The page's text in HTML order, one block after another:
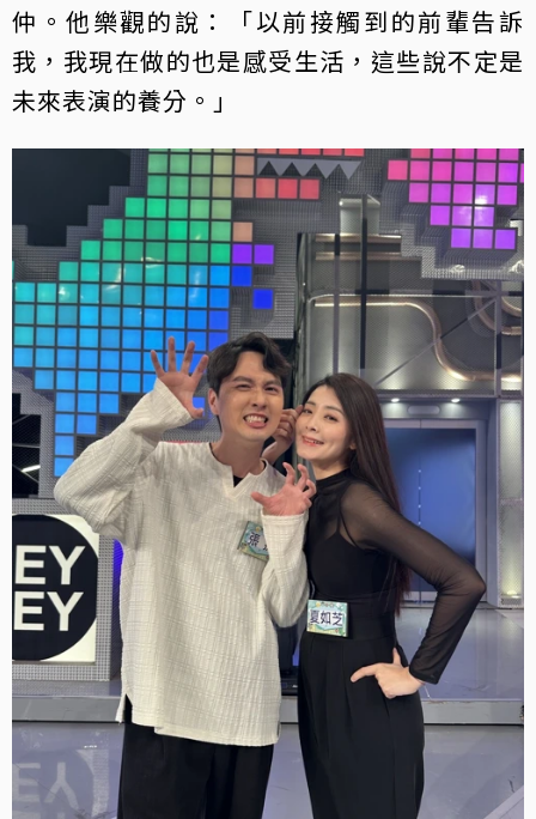
仲。他樂觀的說：「以前接觸到的前輩告訴
我，我現在做的也是感受生活，這些說不定是
未來表演的養分。」